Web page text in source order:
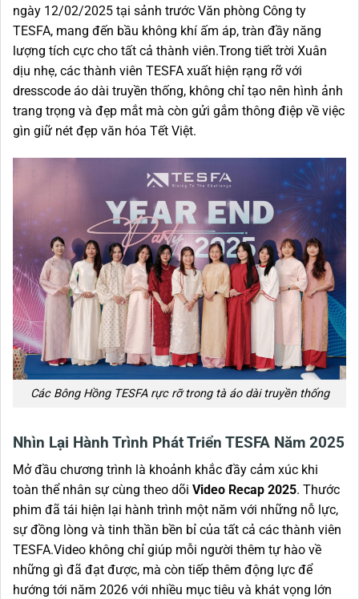
ngày 12/02/2025 tại sảnh trước Văn phòng Công ty
TESFA, mang đến bầu không khí ấm áp, tràn đầy năng
lượng tích cực cho tất cả thành viên.Trong tiết trời Xuân
dịu nhẹ, các thành viên TESFA xuất hiện rạng rỡ với
dresscode áo dài truyền thống, không chỉ tạo nên hình ảnh
trang trọng và đẹp mắt mà còn gửi gắm thông điệp về việc
gìn giữ nét đẹp văn hóa Tết Việt.
Các Bông Hồng TESFA rực rỡ trong tà áo dài truyền thống
Nhìn Lại Hành Trình Phát Triển TESFA Năm 2025
Mở đầu chương trình là khoảnh khắc đầy cảm xúc khi
toàn thể nhân sự cùng theo dõi Video Recap 2025. Thước
phim đã tái hiện lại hành trình một năm với những nỗ lực,
sự đồng lòng và tinh thần bền bỉ của tất cả các thành viên
TESFA.Video không chỉ giúp mỗi người thêm tự hào về
những gì đã đạt được, mà còn tiếp thêm động lực để
hướng tới năm 2026 với nhiều mục tiêu và khát vọng lớn